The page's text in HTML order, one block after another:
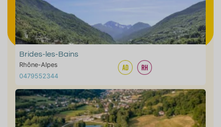
Brides-les-Bains
Rhône-Alpes
0479552344